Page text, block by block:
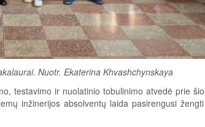
Nuotr. Ekaterina Khvashchynskaya
testavimo ir nuolatinio tobulinimo atvedė prie
inžinerijos absolventų laida pasirengusi